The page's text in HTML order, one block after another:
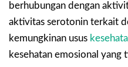
berhubungan dengan
aktivitas serotonin terkait
kemungkinan usus
kesehatan emosional yang